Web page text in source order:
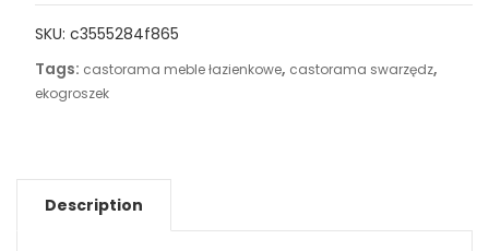
565X225
quantity
SKU: c3555284f865
Tags: castorama meble łazienkowe, castorama swarzędz,
ekogroszek
Description